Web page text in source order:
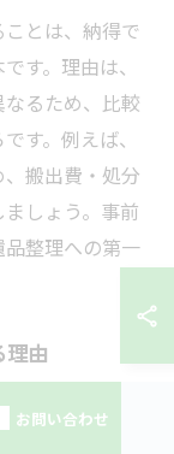
とは、納得で
す。理由は、
るため、比較
す。例えば、
搬出費・処分
しょう。事前
整理への第一
理由
するのは、時
えば、繁忙期
お問い合わせ